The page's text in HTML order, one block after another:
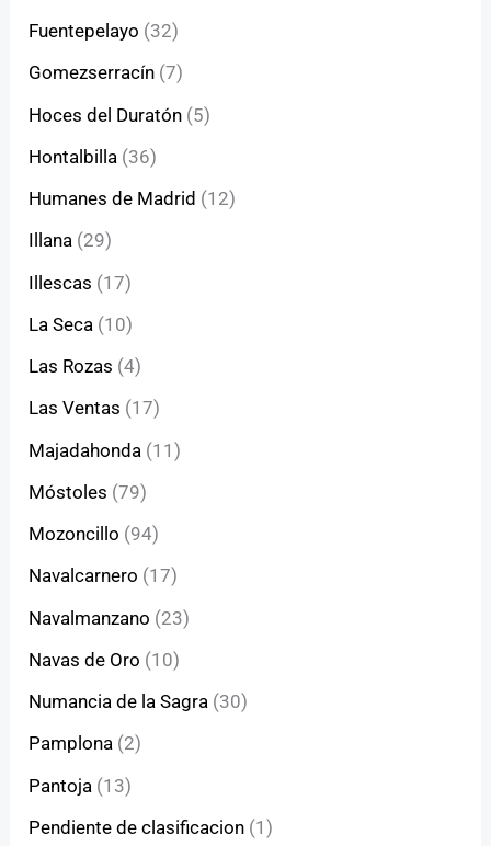
Fuentepelayo (32)
Gomezserracín (7)
Hoces del Duratón (5)
Hontalbilla (36)
Humanes de Madrid (12)
Illana (29)
Illescas (17)
La Seca (10)
Las Rozas (4)
Las Ventas (17)
Majadahonda (11)
Móstoles (79)
Mozoncillo (94)
Navalcarnero (17)
Navalmanzano (23)
Navas de Oro (10)
Numancia de la Sagra (30)
Pamplona (2)
Pantoja (13)
Pendiente de clasificacion (1)